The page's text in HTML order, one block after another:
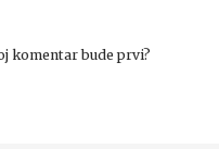
komentar bude prvi?